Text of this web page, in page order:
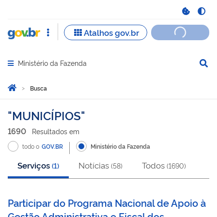
Abrir menu principal de navegação
Ministério da Fazenda
Você está aqui:
Página Inicial
Busca
Busca
MUNICÍPIOS
1690 Resultados em
todo o GOV.BR Ministério da Fazenda
Serviços (1) Notícias (58) Todos (1690)
Participar do Programa Nacional de Apoio à